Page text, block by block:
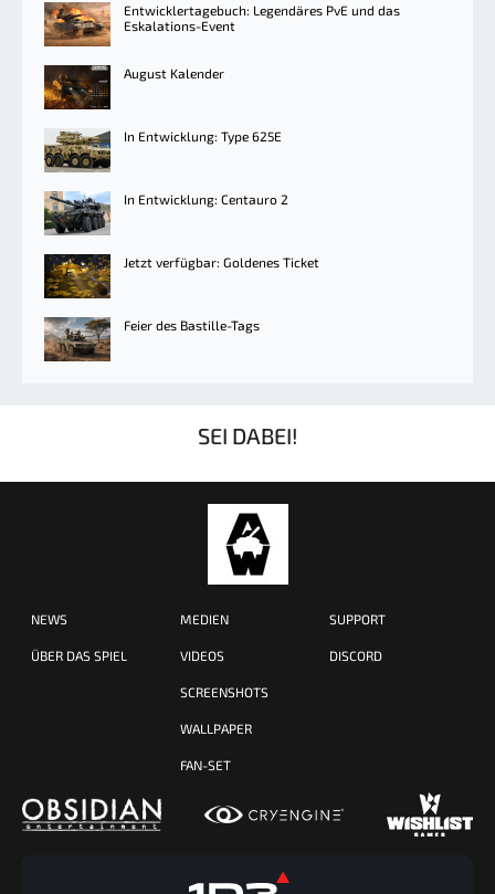
Entwicklertagebuch: Legendäres PvE und das
Eskalations-Event
August Kalender
In Entwicklung: Type 625E
In Entwicklung: Centauro 2
Jetzt verfügbar: Goldenes Ticket
Feier des Bastille-Tags
SEI DABEI!
NEWS
ÜBER DAS SPIEL
MEDIEN
VIDEOS
SCREENSHOTS
WALLPAPER
FAN-SET
SUPPORT
DISCORD